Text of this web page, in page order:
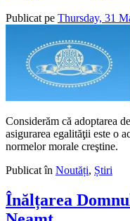
Publicat pe Thursday, 31
Considerăm că adoptarea
asigurarea egalităţii este o
normelor morale creştine.
Publicat în Noutăți, Știri
Înălțarea